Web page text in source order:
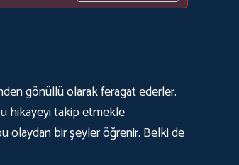
gönüllü olarak feragat ederler.
hikayeyi takip etmekle
olaydan bir şeyler öğrenir. Belki de